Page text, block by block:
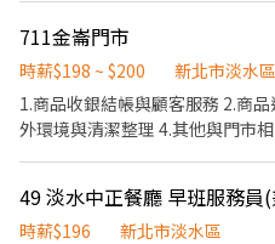
加入這個大家庭，享有以下優勢
且充裕的排班機會！ ◆ 表現優異
https://reurl.cc/Gx5jjd
制，排班彈性度很高 ☆不喜歡算
機率少 ☆智取店職缺需有機車 ☆
(新北市淡水區水源街一段146號
(新北市淡水區新市三路二段361
歷後，可主動聯繫我加速面試 ➤請
https://lin.ee/BWxOAFw ➤或搜尋ʟɪɴᴇ
711金崙門市
時薪$198 ~ $200
新北市淡水區
1.商品收銀結帳與顧客服務 2.商
外環境與清潔整理 4.其他與門市
49 淡水中正餐廳 早班服務員
時薪$196
新北市淡水區